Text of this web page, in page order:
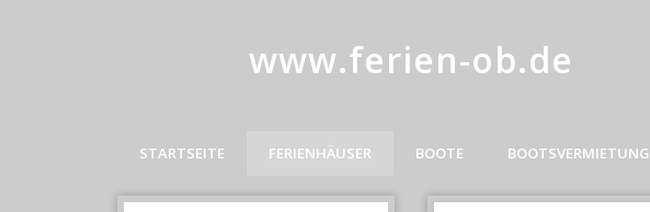
www.ferien-ob.de
STARTSEITE FERIENHÄUSER BOOTE BOOTSVERMIETUNG